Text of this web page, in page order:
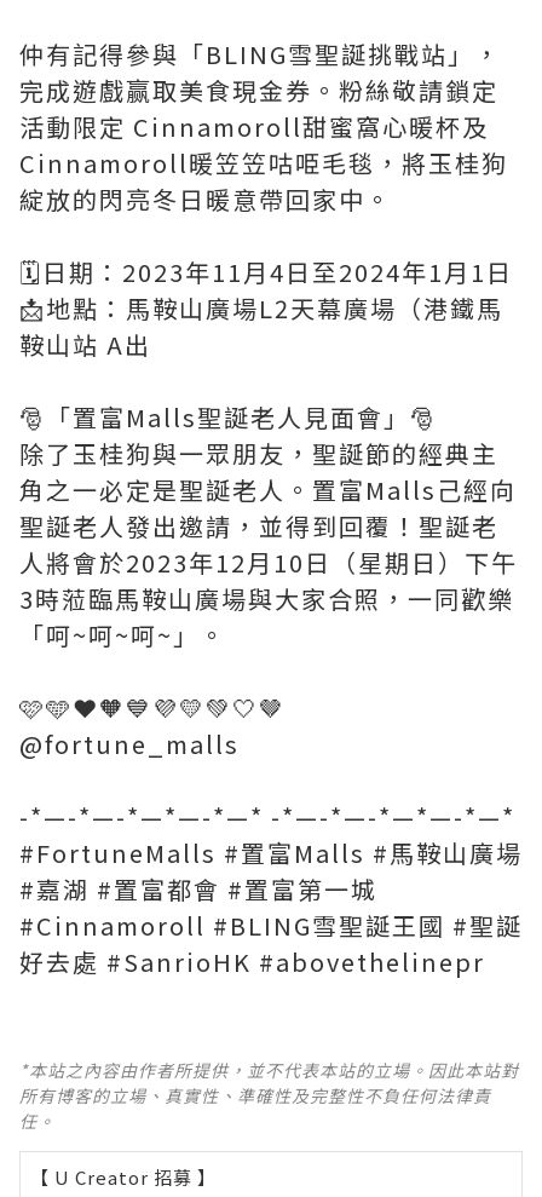
仲有記得參與「BLING雪聖誕挑戰站」，
完成遊戲赢取美食現金券。粉絲敬請鎖定
活動限定 Cinnamoroll甜蜜窩心暖杯及
Cinnamoroll暖笠笠咕𠱸毛毯，將玉桂狗
綻放的閃亮冬日暖意帶回家中。
🗓️日期：2023年11月4日至2024年1月1日
📩地點：馬鞍山廣場L2天幕廣場（港鐵馬
鞍山站 A出
🎅「置富Malls聖誕老人見面會」🎅
除了玉桂狗與一眾朋友，聖誕節的經典主
角之一必定是聖誕老人。置富Malls己經向
聖誕老人發出邀請，並得到回覆！聖誕老
人將會於2023年12月10日（星期日）下午
3時蒞臨馬鞍山廣場與大家合照，一同歡樂
「呵~呵~呵~」。
🩷🩵❤️🧡💙💜💛💚🤍🤎
@fortune_malls
-*—-*—-*—*—-*—* -*—-*—-*—*—-*—*
#FortuneMalls #置富Malls #馬鞍山廣場
#嘉湖 #置富都會 #置富第一城
#Cinnamoroll #BLING雪聖誕王國 #聖誕
好去處 #SanrioHK #abovethelinepr
*本站之內容由作者所提供，並不代表本站的立場。因此本站對
所有博客的立場、真實性、準確性及完整性不負任何法律責
任。
【 U Creator 招募 】